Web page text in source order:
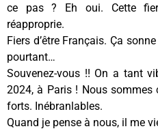
ce pas ? Eh oui. Cette
réapproprie.
Fiers d’être Français. Ça
pourtant…
Souvenez-vous !! On a tant
2024, à Paris ! Nous sommes
forts. Inébranlables.
Quand je pense à nous, il me